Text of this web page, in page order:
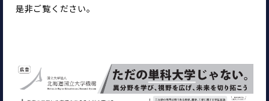
是非ご覧ください。